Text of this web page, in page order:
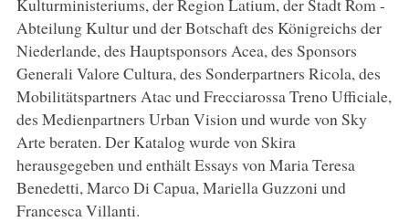
Abteilung Kultur und der Botschaft des Königreichs der
Niederlande, des Hauptsponsors Acea, des Sponsors
Generali Valore Cultura, des Sonderpartners Ricola, des
Mobilitätspartners Atac und Frecciarossa Treno Ufficiale,
des Medienpartners Urban Vision und wurde von Sky
Arte beraten. Der Katalog wurde von Skira
herausgegeben und enthält Essays von Maria Teresa
Benedetti, Marco Di Capua, Mariella Guzzoni und
Francesca Villanti.